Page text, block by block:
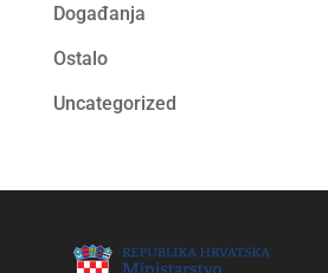
Događanja
Ostalo
Uncategorized